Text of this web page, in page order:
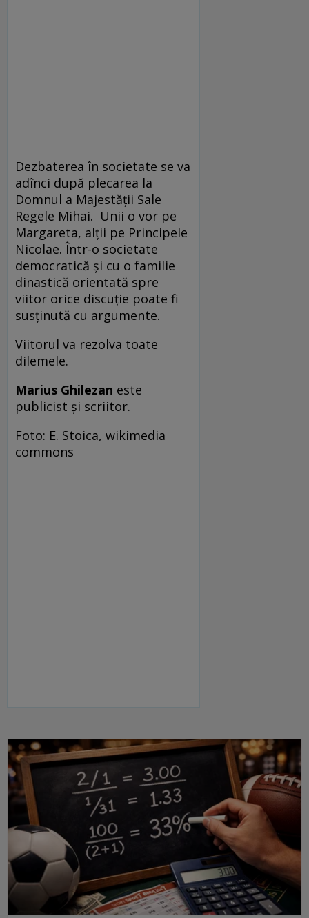
Dezbaterea în societate se va
adînci după plecarea la
Domnul a Majestăţii Sale
Regele Mihai. Unii o vor pe
Margareta, alţii pe Principele
Nicolae. Într-o societate
democratică şi cu o familie
dinastică orientată spre
viitor orice discuţie poate fi
susţinută cu argumente.
Viitorul va rezolva toate
dilemele.
Marius Ghilezan este
publicist şi scriitor.
Foto: E. Stoica, wikimedia
commons